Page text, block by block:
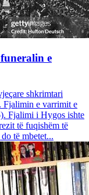
e
shkrimtari
Fjalimin e varrimit e
Fjalimi i Hygos ishte
të fuqishëm të
të mbetet...